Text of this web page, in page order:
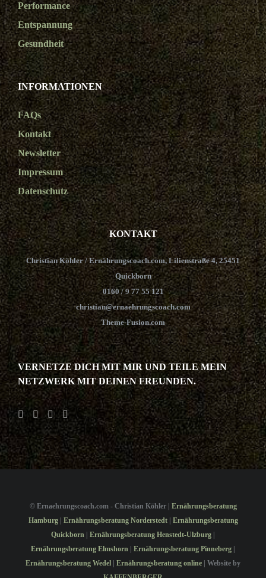
Performance
Entspannung
Gesundheit
INFORMATIONEN
FAQs
Kontakt
Newsletter
Impressum
Datenschutz
KONTAKT
Christian Köhler / Ernährungscoach.com, Lilienstraße 4, 25451
Quickborn
0160 / 9 77 55 121
christian@ernaehrungscoach.com
Theme-Fusion.com
VERNETZE DICH MIT MIR UND TEILE MEIN
NETZWERK MIT DEINEN FREUNDEN.
© Ernaehrungscoach.com - Christian Köhler | Ernährungsberatung
Hamburg| Ernährungsberatung Norderstedt| Ernährungsberatung
Quickborn
Ernährungsberatung Henstedt-Ulzburg
Ernährungsberatung Elmshorn
Ernährungsberatung Pinneberg
Ernährungsberatung Wedel
Ernährungsberatung online | Website by